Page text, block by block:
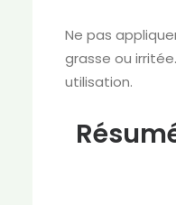
Ne pas
grasse ou
utilisation.